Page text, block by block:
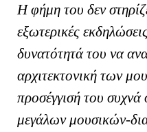
Η φήμη του δεν
εξωτερικές
δυνατότητά του να
αρχιτεκτονική των
προσέγγισή του συχνά
μεγάλων μουσικών-